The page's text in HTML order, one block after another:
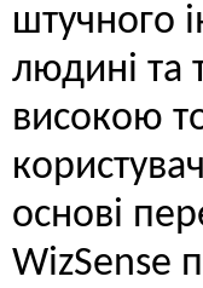
штучного
людині та
високою
основі
WizSense